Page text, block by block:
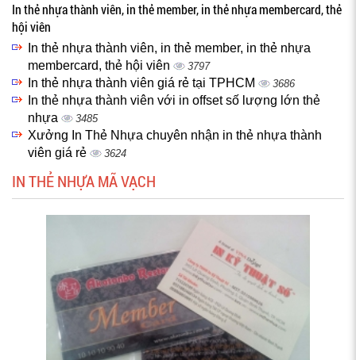
In thẻ nhựa thành viên, in thẻ member, in thẻ nhựa membercard, thẻ
hội viên
In thẻ nhựa thành viên, in thẻ member, in thẻ nhựa
membercard, thẻ hội viên
3797
In thẻ nhựa thành viên giá rẻ tại TPHCM 3686
In thẻ nhựa thành viên với in offset số lượng lớn thẻ
nhựa
3485
Xưởng In Thẻ Nhựa chuyên nhận in thẻ nhựa thành
viên giá rẻ
3624
IN THẺ NHỰA MÃ VẠCH